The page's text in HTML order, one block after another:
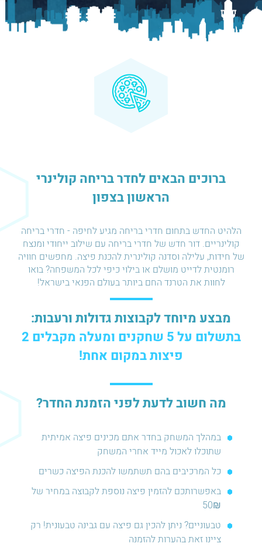
ברוכים הבאים לחדר בריחה קולינרי
הראשון בצפון
הלהיט החדש בתחום חדרי בריחה מגיע לחיפה - חדרי בריחה
קולינריים. דור חדש של חדרי בריחה עם שילוב ייחודי ומנצח
של חידות, עלילה וסדנה קולינרית להכנת פיצה. מחפשים חוויה
רומנטית לדייט מושלם או בילוי כיפי לכל המשפחה? בואו
לחוות את הטרנד החם ביותר בעולם הפנאי בישראל!
מבצע מיוחד לקבוצות גדולות ורעבות:
בתשלום על 5 שחקנים ומעלה מקבלים 2
פיצות במקום אחת!
מה חשוב לדעת לפני הזמנת החדר?
במהלך המשחק בחדר אתם מכינים פיצה אמיתית
שתוכלו לאכול מייד אחרי המשחק
כל המרכיבים בהם תשתמשו להכנת הפיצה כשרים
באפשרותכם להזמין פיצה נוספת לקבוצה במחיר של
50₪
טבעוניים? ניתן להכין גם פיצה עם גבינה טבעונית! רק
ציינו זאת בהערות להזמנה